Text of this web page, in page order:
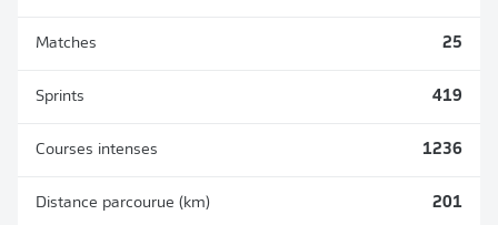
Matches 25
Sprints 419
Courses intenses 1236
Distance parcourue (km) 201